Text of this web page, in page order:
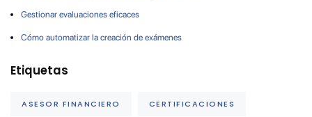
Gestionar evaluaciones eficaces
Cómo automatizar la creación de exámenes
Etiquetas
ASESOR FINANCIERO CERTIFICACIONES